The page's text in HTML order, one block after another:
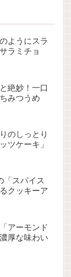
ようにスラ
ラミチョ
絶妙！一口
みつうめ
のしっとり
ツケーキ」
「スパイス
クッキーア
アーモンド
厚な味わい